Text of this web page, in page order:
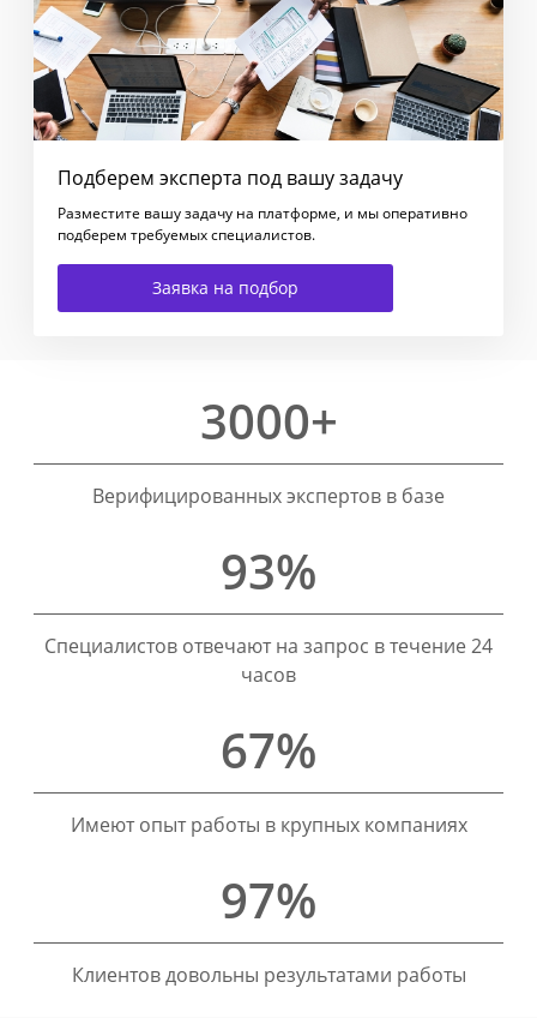
Подберем эксперта под вашу задачу
Разместите вашу задачу на платформе, и мы оперативно
подберем требуемых специалистов.
Заявка на подбор
3000+
Верифицированных экспертов в базе
93%
Специалистов отвечают на запрос в течение 24
часов
67%
Имеют опыт работы в крупных компаниях
97%
Клиентов довольны результатами работы